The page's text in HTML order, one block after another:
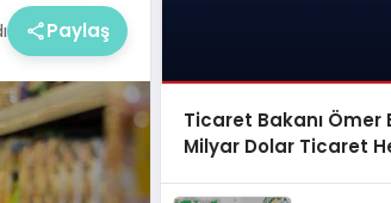
Paylaş
Ticaret Bakanı Ömer
Milyar Dolar Ticaret